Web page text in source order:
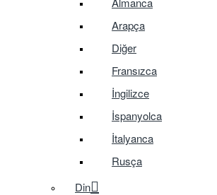
Arapça
Diğer
Fransızca
İngilizce
İspanyolca
İtalyanca
Rusça
Din